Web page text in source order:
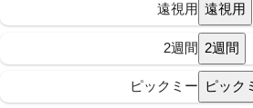
遠視用
2週間
ピックミー